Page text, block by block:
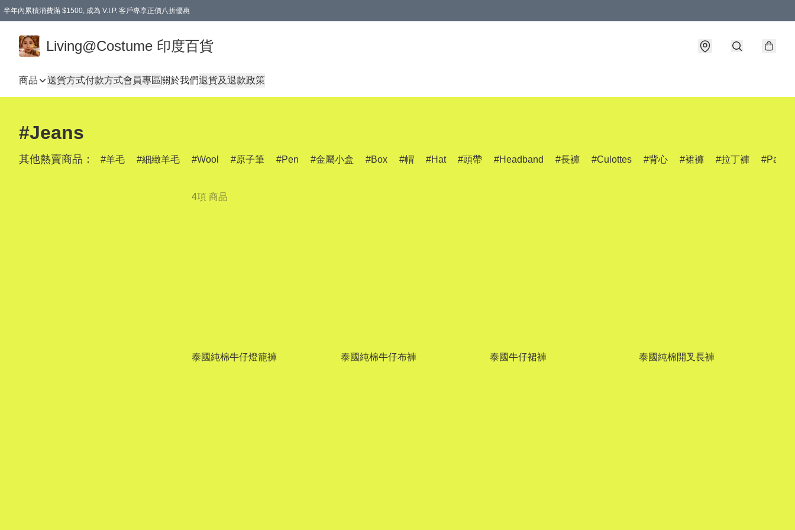
半年內累積消費滿 $1500, 成為 V.I.P. 客戶專享正價八折優惠
Living@Costume 印度百貨
商品 送貨方式付款方式會員專區關於我們退貨及退款政策
#Jeans
其他熱賣商品： 羊毛 細緻羊毛 Wool 原子筆 Pen 金屬小盒 Box 帽 Hat 頭帶 Headband 長褲 Culottes 背心 裙褲 拉丁褲 Pants
4項 商品
泰國純棉牛仔燈籠褲 泰國純棉牛仔布褲 泰國牛仔裙褲 泰國純棉開叉長褲